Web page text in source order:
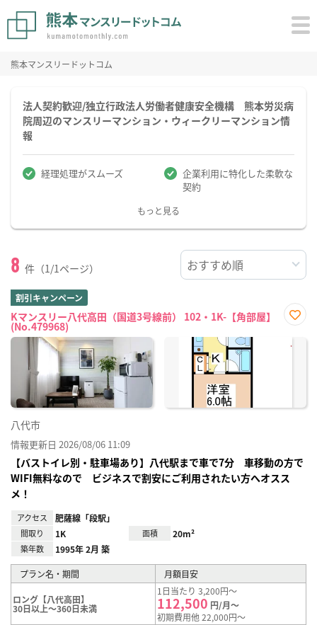
熊本マンスリードットコム
法人契約歓迎/独立行政法人労働者健康安全機構 熊本労災病
院周辺のマンスリーマンション・ウィークリーマンション情
報
経理処理がスムーズ
企業利用に特化した柔軟な
契約
もっと見る
8 件（1/1ページ）
割引キャンペーン
Kマンスリー八代高田（国道3号線前） 102・1K-【角部屋】
(No.479968)
に入
り登
八代市
情報更新日 2026/08/06 11:09
【バストイレ別・駐車場あり】八代駅まで車で7分 車移動の方で
WIFI無料なので ビジネスで割安にご利用されたい方へオスス
メ！
アクセス 肥薩線「段駅」
間取り 1K 面積 20m²
築年数 1995年 2月 築
プラン名・期間 月額目安
ロング【八代高田】
30日以上～360日未満
1日当たり 3,200円～
112,500 円/月～
初期費用他 22,000円～